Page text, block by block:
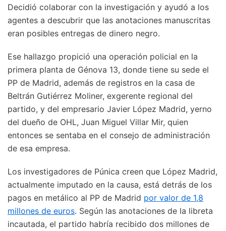
Decidió colaborar con la investigación y ayudó a los
agentes a descubrir que las anotaciones manuscritas
eran posibles entregas de dinero negro.
Ese hallazgo propició una operación policial en la
primera planta de Génova 13, donde tiene su sede el
PP de Madrid, además de registros en la casa de
Beltrán Gutiérrez Moliner, exgerente regional del
partido, y del empresario Javier López Madrid, yerno
del dueño de OHL, Juan Miguel Villar Mir, quien
entonces se sentaba en el consejo de administración
de esa empresa.
Los investigadores de Púnica creen que López Madrid,
actualmente imputado en la causa, está detrás de los
pagos en metálico al PP de Madrid por valor de 1,8
millones de euros. Según las anotaciones de la libreta
incautada, el partido habría recibido dos millones de